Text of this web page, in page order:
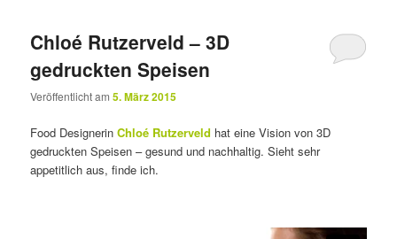
Chloé Rutzerveld – 3D
gedruckten Speisen
Veröffentlicht am5. März 2015
Food DesignerinChloé Rutzerveld hat eine Vision von 3D
gedruckten Speisen – gesund und nachhaltig. Sieht sehr
appetitlich aus, finde ich.